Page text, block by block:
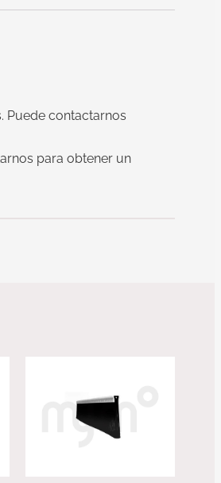
Puede contactarnos
para obtener un